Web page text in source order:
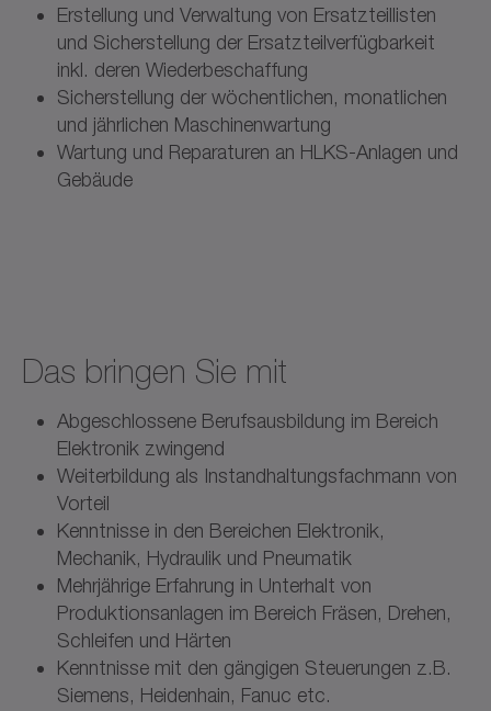
Erstellung und Verwaltung von Ersatzteillisten
und Sicherstellung der Ersatzteilverfügbarkeit
inkl. deren Wiederbeschaffung
Sicherstellung der wöchentlichen, monatlichen
und jährlichen Maschinenwartung
Wartung und Reparaturen an HLKS-Anlagen und
Gebäude
Das bringen Sie mit
Abgeschlossene Berufsausbildung im Bereich
Elektronik zwingend
Weiterbildung als Instandhaltungsfachmann von
Vorteil
Kenntnisse in den Bereichen Elektronik,
Mechanik, Hydraulik und Pneumatik
Mehrjährige Erfahrung in Unterhalt von
Produktionsanlagen im Bereich Fräsen, Drehen,
Schleifen und Härten
Kenntnisse mit den gängigen Steuerungen z.B.
Siemens, Heidenhain, Fanuc etc.